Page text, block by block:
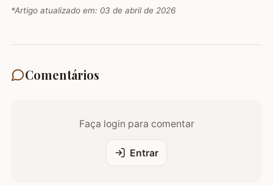
*Artigo atualizado em: 03 de abril de 2026
Comentários
Faça login para comentar
Entrar